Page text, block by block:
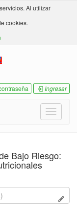
Al utilizar
cookies.
Ingresar
Toggle
Bajo Riesgo: